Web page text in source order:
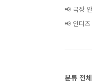
📢 극장
📢 인디
분류 전